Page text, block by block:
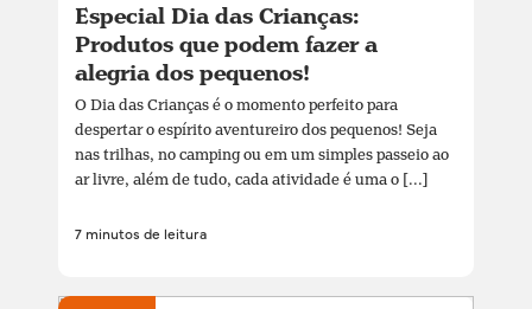
Especial Dia das Crianças:
Produtos que podem fazer a
alegria dos pequenos!
O Dia das Crianças é o momento perfeito para
despertar o espírito aventureiro dos pequenos! Seja
nas trilhas, no camping ou em um simples passeio ao
ar livre, além de tudo, cada atividade é uma o [...]
7 minutos de leitura